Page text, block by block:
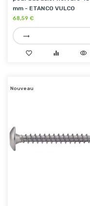
mm - ETANCO VULCO
68,59 €
trending_flat
favorite_border equalizer visibility
Nouveau